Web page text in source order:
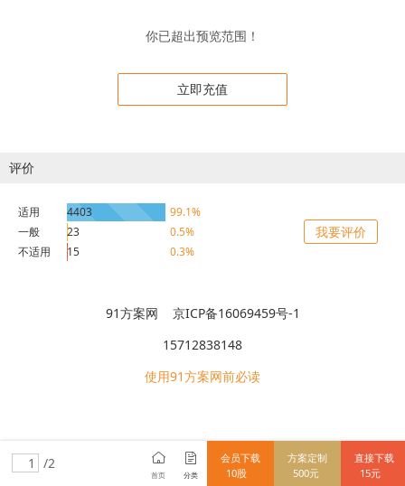
你已超出预览范围！
立即充值
评价
适用 4403
99.1%
一般
23
0.5%
不适用
15 0.3%
我要评价
91方案网 京ICP备16069459号-1
15712838148
使用91方案网前必读
/2
首页 分类
会员下载
10股
方案定制
500元
直接下载
15元